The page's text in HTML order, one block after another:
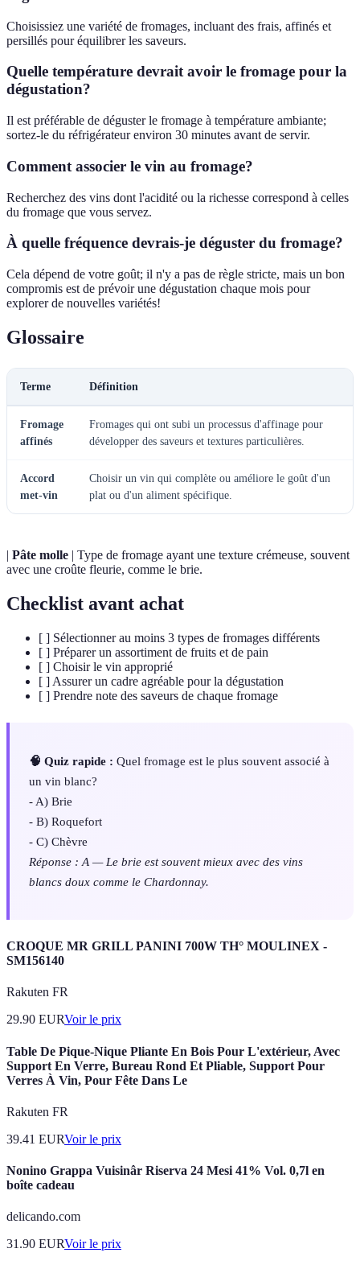
Choisissiez une variété de fromages, incluant des frais, affinés et
persillés pour équilibrer les saveurs.
Quelle température devrait avoir le fromage pour la
dégustation?
Il est préférable de déguster le fromage à température ambiante;
sortez-le du réfrigérateur environ 30 minutes avant de servir.
Comment associer le vin au fromage?
Recherchez des vins dont l'acidité ou la richesse correspond à celles
du fromage que vous servez.
À quelle fréquence devrais-je déguster du fromage?
Cela dépend de votre goût; il n'y a pas de règle stricte, mais un bon
compromis est de prévoir une dégustation chaque mois pour
explorer de nouvelles variétés!
Glossaire
Terme Définition
Fromage
affinés
Fromages qui ont subi un processus d'affinage pour
développer des saveurs et textures particulières.
Accord
met-vin
Choisir un vin qui complète ou améliore le goût d'un
plat ou d'un aliment spécifique.
| Pâte molle | Type de fromage ayant une texture crémeuse, souvent
avec une croûte fleurie, comme le brie.
Checklist avant achat
[ ] Sélectionner au moins 3 types de fromages différents
[ ] Préparer un assortiment de fruits et de pain
[ ] Choisir le vin approprié
[ ] Assurer un cadre agréable pour la dégustation
[ ] Prendre note des saveurs de chaque fromage
🧠 Quiz rapide : Quel fromage est le plus souvent associé à
un vin blanc?
- A) Brie
- B) Roquefort
- C) Chèvre
Réponse : A — Le brie est souvent mieux avec des vins
blancs doux comme le Chardonnay.
CROQUE MR GRILL PANINI 700W TH° MOULINEX -
SM156140
Rakuten FR
29.90 EURVoir le prix
Table De Pique-Nique Pliante En Bois Pour L'extérieur, Avec
Support En Verre, Bureau Rond Et Pliable, Support Pour
Verres À Vin, Pour Fête Dans Le
Rakuten FR
39.41 EURVoir le prix
Nonino Grappa Vuisinâr Riserva 24 Mesi 41% Vol. 0,7l en
boîte cadeau
delicando.com
31.90 EURVoir le prix